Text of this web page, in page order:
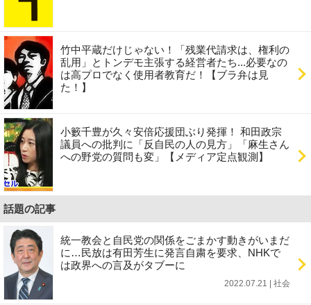
竹中平蔵だけじゃない！「残業代請求は、権利の
乱用」とトンデモ主張する経営者たち...必要なの
は高プロでなく使用者教育だ！【ブラ弁は見
た！】
小籔千豊が久々安倍応援団ぶり発揮！ 和田政宗
議員への批判に「反自民の人の見方」「麻生さん
への野党の質問も変」【メディア定点観測】
話題の記事
統一教会と自民党の関係をごまかす動きがいまだ
に…民放は有田芳生に発言自粛を要求、NHKで
は政界への言及がタブーに
2022.07.21 | 社会